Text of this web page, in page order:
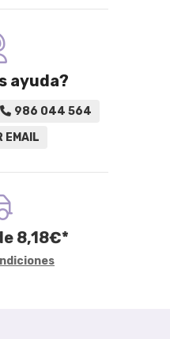
ayuda?
986 044 564
EMAIL
8,18€*